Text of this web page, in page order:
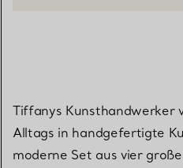
Tiffanys Kunsthandwerker
Alltags in handgefertigte
moderne Set aus vier